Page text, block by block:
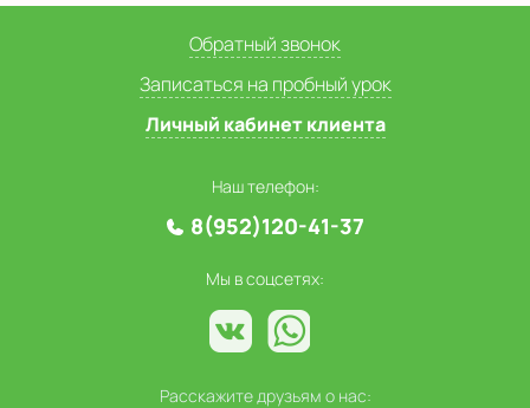
Обратный звонок
Записаться на пробный урок
Личный кабинет клиента
Наш телефон:
8(952)120-41-37
Мы в соцсетях:
Расскажите друзьям о нас: